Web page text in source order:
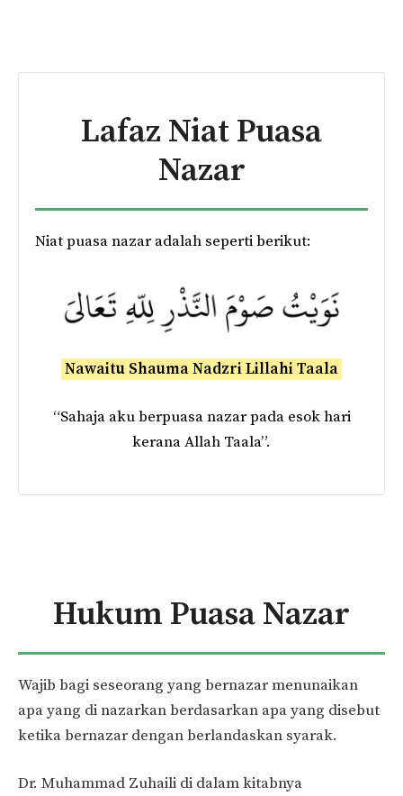
Lafaz Niat Puasa
Nazar
Niat puasa nazar adalah seperti berikut:
Nawaitu Shauma Nadzri Lillahi Taala
“Sahaja aku berpuasa nazar pada esok hari
kerana Allah Taala”.
Hukum Puasa Nazar
Wajib bagi seseorang yang bernazar menunaikan
apa yang di nazarkan berdasarkan apa yang disebut
ketika bernazar dengan berlandaskan syarak.
Dr. Muhammad Zuhaili di dalam kitabnya